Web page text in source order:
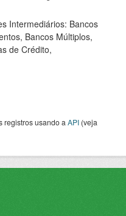
Intermediários: Bancos
Bancos Múltiplos,
de Crédito,
registros usando a API (veja